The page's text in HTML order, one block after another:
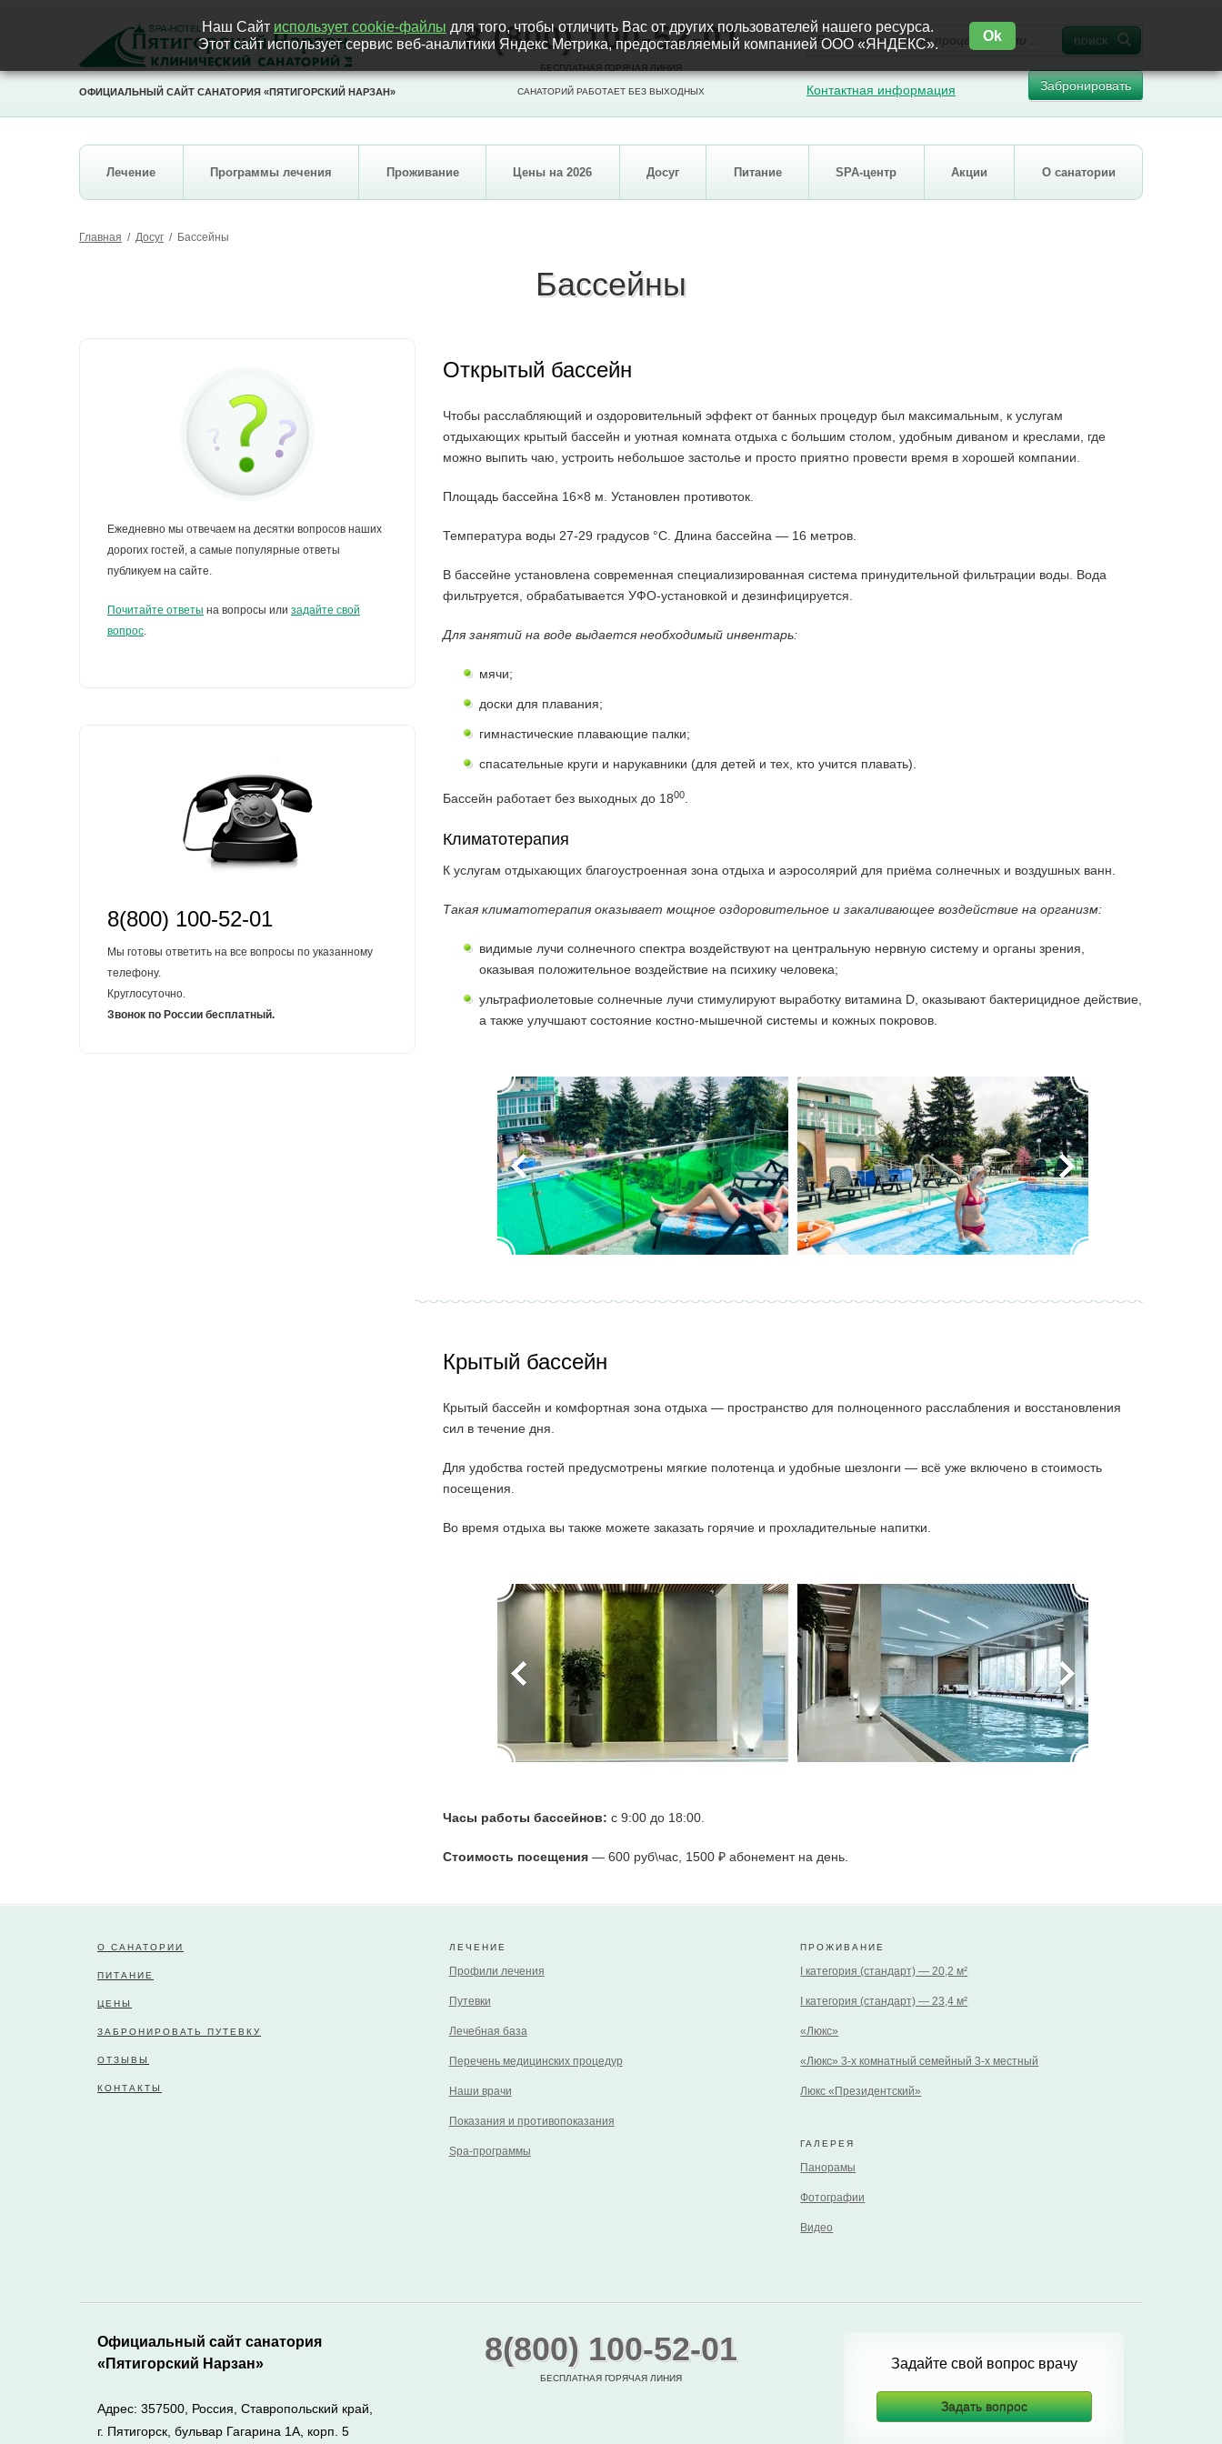
ОФИЦИАЛЬНЫЙ САЙТ САНАТОРИЯ «ПЯТИГОРСКИЙ НАРЗАН»
8 (800) 100-52-01
БЕСПЛАТНАЯ ГОРЯЧАЯ ЛИНИЯ
САНАТОРИЙ РАБОТАЕТ БЕЗ ВЫХОДНЫХ
поиск
Контактная информация Забронировать
Лечение Программы лечения Проживание Цены на 2026 Досуг Питание SPA-центр Акции О санатории
Главная / Досуг / Бассейны
Бассейны
Ежедневно мы отвечаем на десятки вопросов наших
дорогих гостей, а самые популярные ответы
публикуем на сайте.
Почитайте ответы на вопросы или задайте свой
вопрос.
8(800) 100-52-01
Мы готовы ответить на все вопросы по указанному
телефону.
Круглосуточно.
Звонок по России бесплатный.
Открытый бассейн
Чтобы расслабляющий и оздоровительный эффект от банных процедур был максимальным, к услугам
отдыхающих крытый бассейн и уютная комната отдыха с большим столом, удобным диваном и креслами, где
можно выпить чаю, устроить небольшое застолье и просто приятно провести время в хорошей компании.
Площадь бассейна 16×8 м. Установлен противоток.
Температура воды 27-29 градусов °C. Длина бассейна — 16 метров.
В бассейне установлена современная специализированная система принудительной фильтрации воды. Вода
фильтруется, обрабатывается УФО-установкой и дезинфицируется.
Для занятий на воде выдается необходимый инвентарь:
мячи;
доски для плавания;
гимнастические плавающие палки;
спасательные круги и нарукавники (для детей и тех, кто учится плавать).
Бассейн работает без выходных до 1800
Климатотерапия
К услугам отдыхающих благоустроенная зона отдыха и аэросолярий для приёма солнечных и воздушных ванн.
Такая климатотерапия оказывает мощное оздоровительное и закаливающее воздействие на организм:
видимые лучи солнечного спектра воздействуют на центральную нервную систему и органы зрения,
оказывая положительное воздействие на психику человека;
ультрафиолетовые солнечные лучи стимулируют выработку витамина D, оказывают бактерицидное действие,
а также улучшают состояние костно-мышечной системы и кожных покровов.
Крытый бассейн
Крытый бассейн и комфортная зона отдыха — пространство для полноценного расслабления и восстановления
сил в течение дня.
Для удобства гостей предусмотрены мягкие полотенца и удобные шезлонги — всё уже включено в стоимость
посещения.
Во время отдыха вы также можете заказать горячие и прохладительные напитки.
Часы работы бассейнов: с 9:00 до 18:00.
Стоимость посещения — 600 руб\час, 1500 ₽ абонемент на день.
О САНАТОРИИ
ПИТАНИЕ
ЦЕНЫ
ЗАБРОНИРОВАТЬ ПУТЕВКУ
ОТЗЫВЫ
КОНТАКТЫ
ЛЕЧЕНИЕ
Профили лечения
Путевки
Лечебная база
Перечень медицинских процедур
Наши врачи
Показания и противопоказания
Spa-программы
ПРОЖИВАНИЕ
I категория (стандарт) — 20,2 м²
I категория (стандарт) — 23,4 м²
«Люкс»
«Люкс» 3-х комнатный семейный 3-х местный
Люкс «Президентский»
ГАЛЕРЕЯ
Панорамы
Фотографии
Видео
Задайте свой вопрос врачу
Задать вопрос
Официальный сайт санатория
«Пятигорский Нарзан»
Адрес: 357500, Россия, Ставропольский край,
г. Пятигорск, бульвар Гагарина 1А, корп. 5
8(800) 100-52-01
БЕСПЛАТНАЯ ГОРЯЧАЯ ЛИНИЯ
Наш Сайт использует cookie-файлы для того, чтобы отличить Вас от других пользователей нашего ресурса.
Этот сайт использует сервис веб-аналитики Яндекс Метрика, предоставляемый компанией ООО «ЯНДЕКС».
Ok